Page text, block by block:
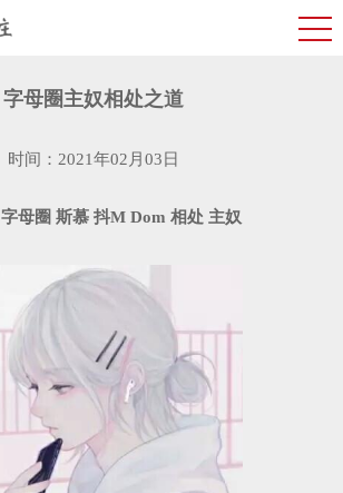
字母圈主奴相处之道
时间：2021年02月03日
字母圈 斯慕 抖M Dom 相处 主奴